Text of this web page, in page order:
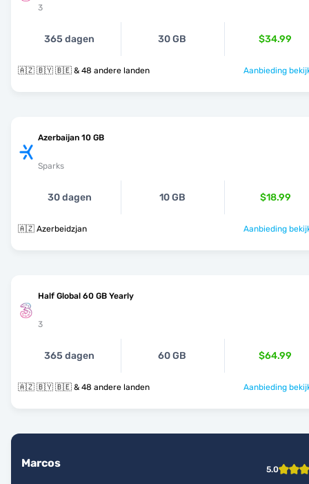
3
365 dagen 30 GB $34.99
🇦🇿 🇧🇾 🇧🇪 & 48 andere landen Aanbieding
Azerbaijan 10 GB
Sparks
30 dagen 10 GB $18.99
🇦🇿 Azerbeidzjan Aanbieding
Half Global 60 GB Yearly
3
365 dagen 60 GB $64.99
🇦🇿 🇧🇾 🇧🇪 & 48 andere landen Aanbieding
Marcos 5.0